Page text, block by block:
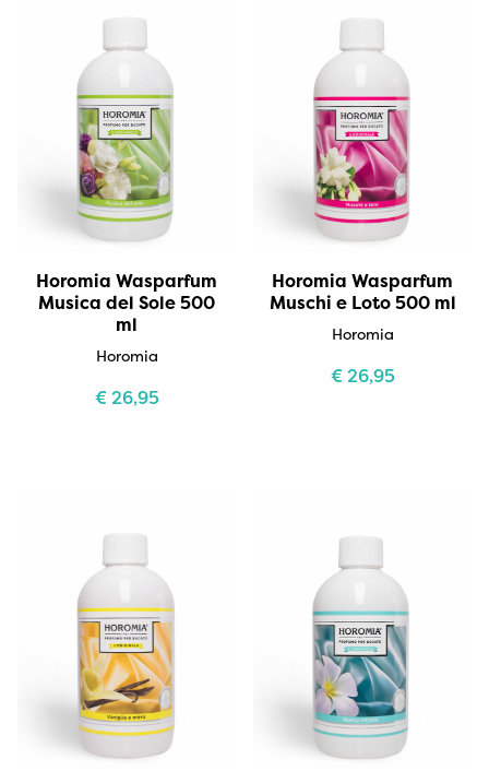
Horomia Wasparfum
Musica del Sole 500
ml
Horomia
€26,95
Horomia Wasparfum
Muschi e Loto 500 ml
Horomia
€26,95